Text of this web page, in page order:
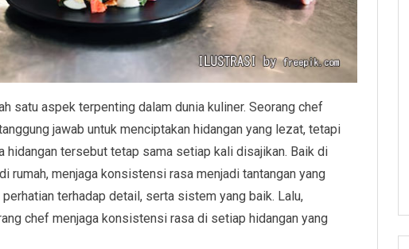
satu aspek terpenting dalam dunia kuliner. Seorang chef
jawab untuk menciptakan hidangan yang lezat, tetapi
hidangan tersebut tetap sama setiap kali disajikan. Baik di
rumah, menjaga konsistensi rasa menjadi tantangan yang
terhadap detail, serta sistem yang baik. Lalu,
chef menjaga konsistensi rasa di setiap hidangan yang